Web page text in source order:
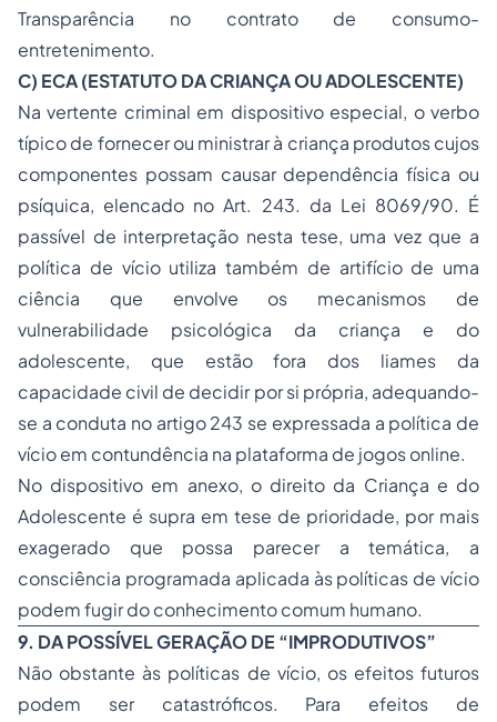
Transparência no contrato de consumo-
entretenimento.
C) ECA (ESTATUTO DA CRIANÇA OU ADOLESCENTE)
Na vertente criminal em dispositivo especial, o verbo
típico de fornecer ou ministrar à criança produtos cujos
componentes possam causar dependência física ou
psíquica, elencado no Art. 243. da Lei 8069/90. É
passível de interpretação nesta tese, uma vez que a
política de vício utiliza também de artifício de uma
ciência que envolve os mecanismos de
vulnerabilidade psicológica da criança e do
adolescente, que estão fora dos liames da
capacidade civil de decidir por si própria, adequando-
se a conduta no artigo 243 se expressada a política de
vício em contundência na plataforma de jogos online.
No dispositivo em anexo, o direito da Criança e do
Adolescente é supra em tese de prioridade, por mais
exagerado que possa parecer a temática, a
consciência programada aplicada às políticas de vício
podem fugir do conhecimento comum humano.
9. DA POSSÍVEL GERAÇÃO DE “IMPRODUTIVOS”
Não obstante às políticas de vício, os efeitos futuros
podem ser catastróficos. Para efeitos de